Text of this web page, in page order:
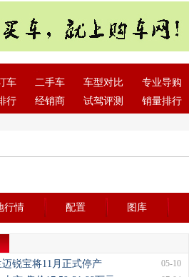
车 二手车 车型对比
专业导购
行 经销商 试驾评测 销量排行
行情 配置 图库
锐宝将11月正式停产 05-10